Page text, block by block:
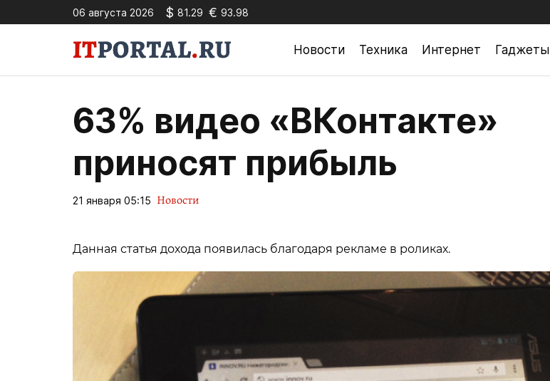
06 августа 2026 $ 81.29 € 93.98
Новости Техника Интернет Гаджеты
63% видео «ВКонтакте»
приносят прибыль
21 января 05:15 Новости
Данная статья дохода появилась благодаря рекламе в роликах.